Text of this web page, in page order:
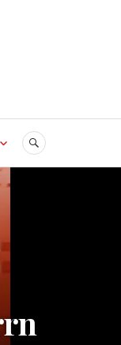
SUCHE